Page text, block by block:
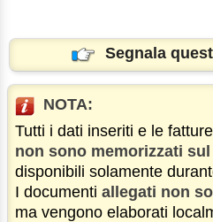
Segnala
NOTA:
Tutti i dati inseriti e le
non sono memorizzati
disponibili solamente
I documenti allegati non
ma vengono elaborati